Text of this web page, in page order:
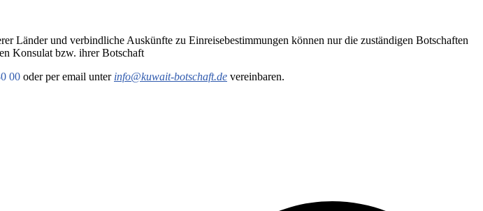
Länder und verbindliche Auskünfte zu Einreisebestimmungen können nur die zuständigen Botschaften
Konsulat bzw. ihrer Botschaft
00 oder per email unter info@kuwait-botschaft.de vereinbaren.